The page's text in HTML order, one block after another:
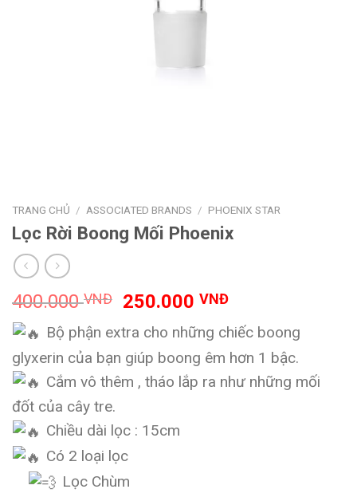
TRANG CHỦ / ASSOCIATED BRANDS / PHOENIX STAR
Lọc Rời Boong Mối Phoenix
400.000VNĐ
Giá
là:
400.000 VNĐ.
250.000VNĐGiá
hiện
tại
là:
250.000 VNĐ.
Bộ phận extra cho những chiếc boong
glyxerin của bạn giúp boong êm hơn 1 bậc.
Cắm vô thêm , tháo lắp ra như những mối
đốt của cây tre.
Chiều dài lọc : 15cm
Có 2 loại lọc
Lọc Chùm